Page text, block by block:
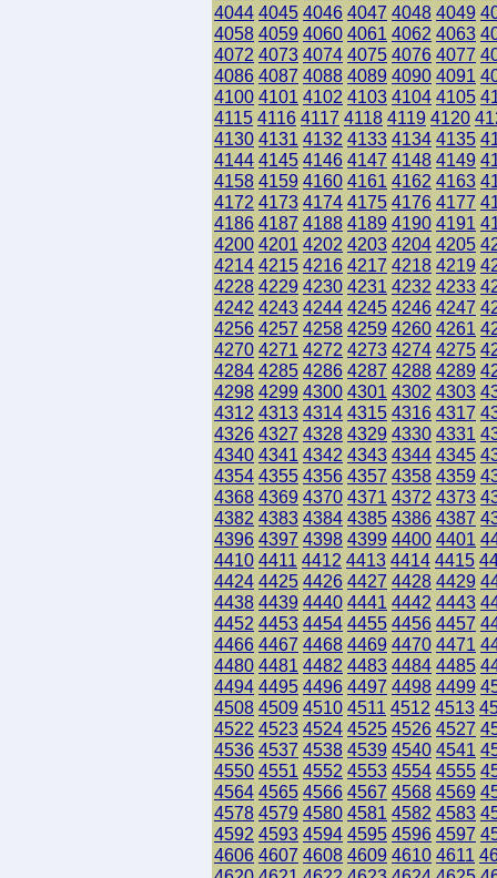
4044 4045 4046 4047 4048 4049
4058 4059 4060 4061 4062 4063
4072 4073 4074 4075 4076 4077
4086 4087 4088 4089 4090 4091
4100 4101 4102 4103 4104 4105
4115 4116 4117 4118 4119 4120
4130 4131 4132 4133 4134 4135
4144 4145 4146 4147 4148 4149
4158 4159 4160 4161 4162 4163
4172 4173 4174 4175 4176 4177
4186 4187 4188 4189 4190 4191
4200 4201 4202 4203 4204 4205
4214 4215 4216 4217 4218 4219
4228 4229 4230 4231 4232 4233
4242 4243 4244 4245 4246 4247
4256 4257 4258 4259 4260 4261
4270 4271 4272 4273 4274 4275
4284 4285 4286 4287 4288 4289
4298 4299 4300 4301 4302 4303
4312 4313 4314 4315 4316 4317
4326 4327 4328 4329 4330 4331
4340 4341 4342 4343 4344 4345
4354 4355 4356 4357 4358 4359
4368 4369 4370 4371 4372 4373
4382 4383 4384 4385 4386 4387
4396 4397 4398 4399 4400 4401
4410 4411 4412 4413 4414 4415
4424 4425 4426 4427 4428 4429
4438 4439 4440 4441 4442 4443
4452 4453 4454 4455 4456 4457
4466 4467 4468 4469 4470 4471
4480 4481 4482 4483 4484 4485
4494 4495 4496 4497 4498 4499
4508 4509 4510 4511 4512 4513
4522 4523 4524 4525 4526 4527
4536 4537 4538 4539 4540 4541
4550 4551 4552 4553 4554 4555
4564 4565 4566 4567 4568 4569
4578 4579 4580 4581 4582 4583
4592 4593 4594 4595 4596 4597
4606 4607 4608 4609 4610 4611